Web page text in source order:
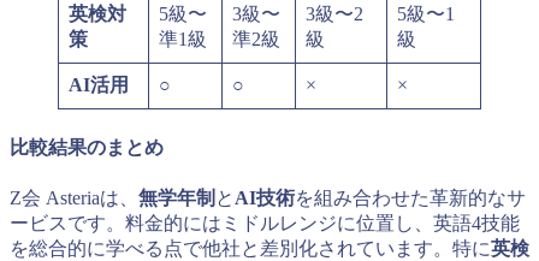
英検対
策
5級〜
準1級
3級〜
準2級
3級〜2
級
5級〜1
級
AI活用 ○ ○ × ×
比較結果のまとめ
Z会 Asteriaは、 無学年制 と AI技術を組み合わせた革新的なサ
ービスです。料金的にはミドルレンジに位置し、英語4技能
を総合的に学べる点で他社と差別化されています。特に英検